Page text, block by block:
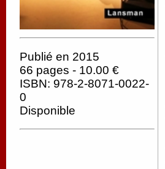
Publié en 2015
66 pages - 10.00 €
ISBN: 978-2-8071-0022-
0
Disponible